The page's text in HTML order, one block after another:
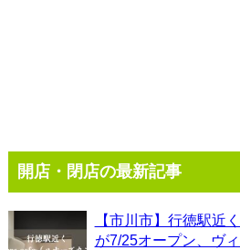
開店・閉店の最新記事
【市川市】行徳駅近
が7/25オープン、ヴ